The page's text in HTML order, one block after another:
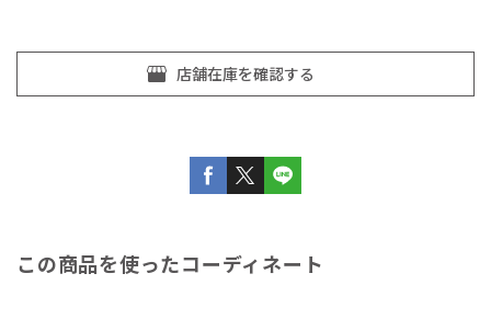
この商品を使ったコーディネート